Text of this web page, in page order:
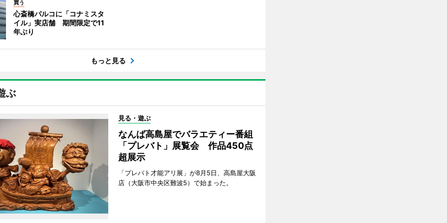
買う
心斎橋パルコに「コナミスタ
イル」実店舗 期間限定で11
年ぶり
もっと見る
ぶ
見る・遊ぶ
なんば高島屋でバラエティー番組
「プレバト」展覧会 作品450点
超展示
「プレバト才能アリ展」が8月5日、高島屋大阪
店（大阪市中央区難波5）で始まった。